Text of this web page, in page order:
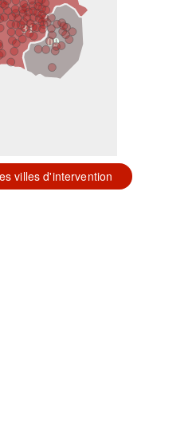
31
09
villes d'intervention